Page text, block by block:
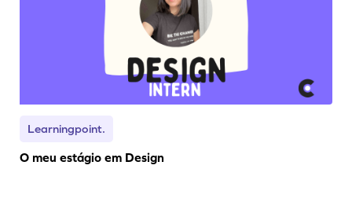
Learningpoint.
O meu estágio em Design